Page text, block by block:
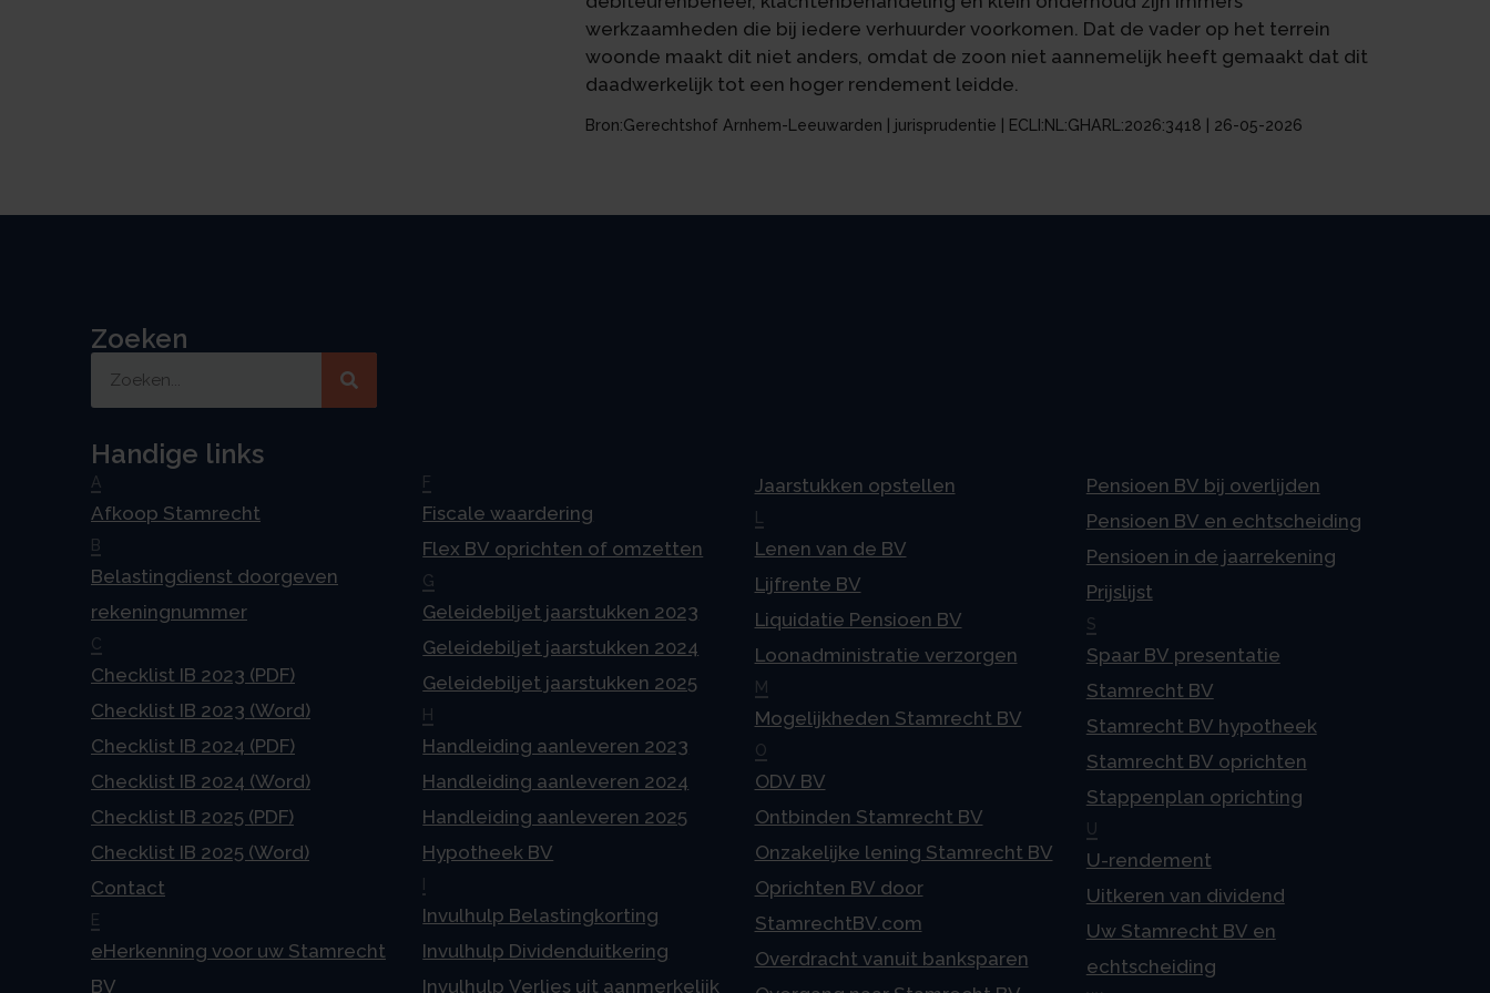
werkzaamheden die bij iedere verhuurder voorkomen. Dat de vader op het terrein
woonde maakt dit niet anders, omdat de zoon niet aannemelijk heeft gemaakt dat dit
daadwerkelijk tot een hoger rendement leidde.
Bron:Gerechtshof Arnhem-Leeuwarden | jurisprudentie | ECLI:NL:GHARL:2026:3418 | 26-05-2026
Zoeken
Handige links
A
Afkoop Stamrecht
B
Belastingdienst doorgeven
rekeningnummer
C
Checklist IB 2023 (PDF)
Checklist IB 2023 (Word)
Checklist IB 2024 (PDF)
Checklist IB 2024 (Word)
Checklist IB 2025 (PDF)
Checklist IB 2025 (Word)
Contact
E
eHerkenning voor uw Stamrecht
BV
F
Fiscale waardering
Flex BV oprichten of omzetten
G
Geleidebiljet jaarstukken 2023
Geleidebiljet jaarstukken 2024
Geleidebiljet jaarstukken 2025
H
Handleiding aanleveren 2023
Handleiding aanleveren 2024
Handleiding aanleveren 2025
Hypotheek BV
Invulhulp Belastingkorting
Invulhulp Dividenduitkering
Invulhulp Verlies uit aanmerkelijk
Jaarstukken opstellen
L
Lenen van de BV
Lijfrente BV
Liquidatie Pensioen BV
Loonadministratie verzorgen
M
Mogelijkheden Stamrecht BV
O
ODV BV
Ontbinden Stamrecht BV
Onzakelijke lening Stamrecht BV
Oprichten BV door
StamrechtBV.com
Overdracht vanuit banksparen
Pensioen BV bij overlijden
Pensioen BV en echtscheiding
Pensioen in de jaarrekening
Prijslijst
S
Spaar BV presentatie
Stamrecht BV
Stamrecht BV hypotheek
Stamrecht BV oprichten
Stappenplan oprichting
U
U-rendement
Uitkeren van dividend
Uw Stamrecht BV en
echtscheiding